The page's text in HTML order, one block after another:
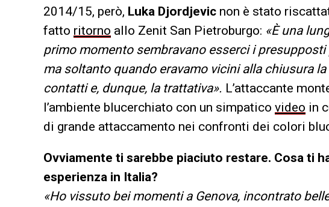
2014/15, però, Luka Djordjevic non è stato
fatto ritorno allo Zenit San Pietroburgo: «È una
primo momento sembravano esserci i
ma soltanto quando eravamo vicini alla chiusura
contatti e, dunque, la trattativa». L’attaccante
l’ambiente blucerchiato con un simpatico video in
di grande attaccamento nei confronti dei colori
Ovviamente ti sarebbe piaciuto restare. Cosa ti
esperienza in Italia?
«Ho vissuto bei momenti a Genova, incontrato